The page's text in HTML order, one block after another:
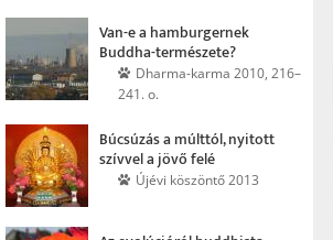
Van-e a hamburgernek
Buddha-természete?
Dharma-karma 2010, 216–
241. o.
Búcsúzás a múlttól, nyitott
szívvel a jövő felé
Újévi köszöntő 2013